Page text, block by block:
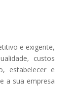
e exigente,
custos
estabelecer e
a sua empresa